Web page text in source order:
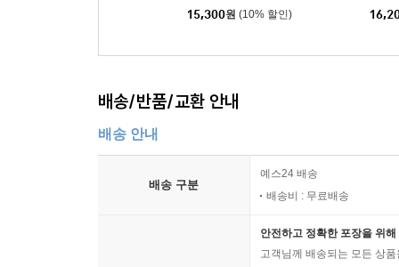
15,300원 (10% 할인)
배송/반품/교환 안내
배송 안내
배송 구분
예스24 배송
배송비 : 무료배송
안전하고 정확한 포장을 위
고객님께 배송되는 모든 상